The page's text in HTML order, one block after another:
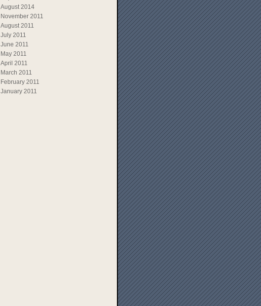
August 2014
November 2011
August 2011
July 2011
June 2011
May 2011
April 2011
March 2011
February 2011
January 2011